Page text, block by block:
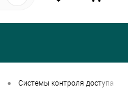
• Системы контроля доступа